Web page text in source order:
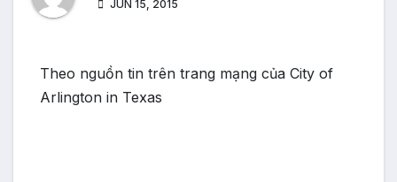
JUN 15, 2015
Theo nguồn tin trên trang mạng của City of
Arlington in Texas